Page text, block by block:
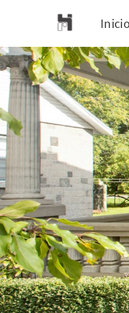
Inicio